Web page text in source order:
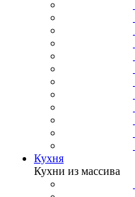
Кухня
Кухни из массива